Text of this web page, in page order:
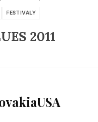
FESTIVALY
2011